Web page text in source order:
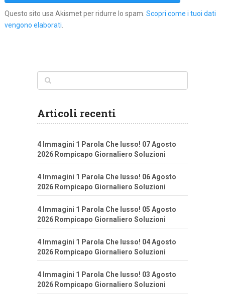
Questo sito usa Akismet per ridurre lo spam. Scopri come i tuoi dati
vengono elaborati
Articoli recenti
4 Immagini 1 Parola Che lusso! 07 Agosto
2026 Rompicapo Giornaliero Soluzioni
4 Immagini 1 Parola Che lusso! 06 Agosto
2026 Rompicapo Giornaliero Soluzioni
4 Immagini 1 Parola Che lusso! 05 Agosto
2026 Rompicapo Giornaliero Soluzioni
4 Immagini 1 Parola Che lusso! 04 Agosto
2026 Rompicapo Giornaliero Soluzioni
4 Immagini 1 Parola Che lusso! 03 Agosto
2026 Rompicapo Giornaliero Soluzioni